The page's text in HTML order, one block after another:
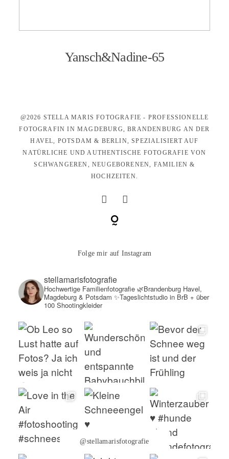
Yansch&Nadine-65
@2026 STELLA MARIS FOTOGRAFIE - PROFESSIONELLE
FOTOGRAFIN IN MAGDEBURG, BRANDENBURG AN DER
HAVEL, POTSDAM & BERLIN, SPEZIALISIERT AUF
NATÜRLICHE UND AUTHENTISCHE FOTOGRAFIE VON
SCHWANGEREN, NEUGEBORENEN, FAMILIEN &
HOCHZEITEN.
Folge mir auf Instagram
@stellamarisfotografie
stellamarisfotografie
Hochwertige Familienfotografie🌿Brandenburg Havel,
Magdeburg & Potsdam ✨Tageslichtstudio in BrB + über
100 Shootingkleider